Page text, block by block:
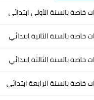
خاصة بالسنة الأولى ابتدائي
خاصة بالسنة الثانية ابتدائي
خاصة بالسنة الثالثة ابتدائي
خاصة بالسنة الرابعة ابتدائي